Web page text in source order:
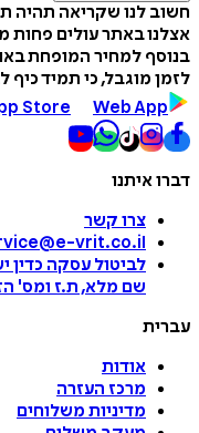
חשוב לנו שקריאה תהיה
אצלנו באתר עולים פחות
בנוסף למחיר המופחת
לזמן מוגבל, כי תמיד כיף
Store Web App
דברו איתנו
צרו קשר
vrit.co.il
לביטול עסקה כדין
שם מלא, ת.ז ומס'
עברית
אודות
מרכז העזרה
מדיניות משלוחים